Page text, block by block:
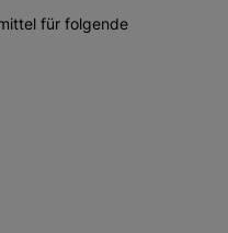
für folgende